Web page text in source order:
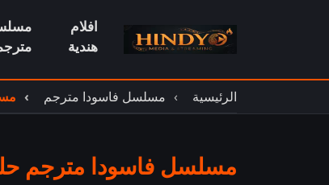
افلام
هندية
الرئيسية مسلسل فاسودا مترجم
مسلسل فاسودا مترجم حلقة